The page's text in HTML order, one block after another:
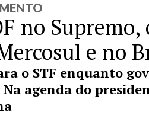
no Supremo,
e no
o STF enquanto
agenda do